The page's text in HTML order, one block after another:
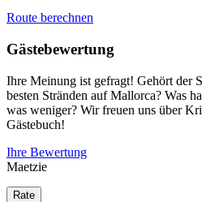
Route berechnen
Gästebewertung
Ihre Meinung ist gefragt! Gehört der
besten Stränden auf Mallorca? Was
was weniger? Wir freuen uns über
Gästebuch!
Ihre Bewertung
Maetzie